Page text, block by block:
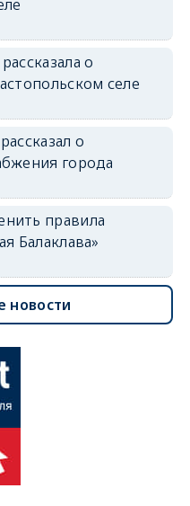
о
селе
о
города
правила
Балаклава»
новости